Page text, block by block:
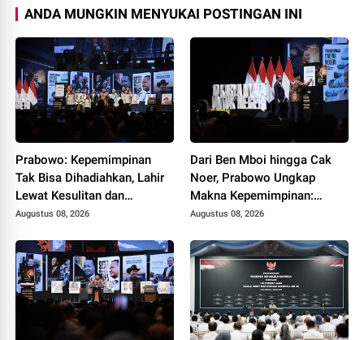
ANDA MUNGKIN MENYUKAI POSTINGAN INI
Prabowo: Kepemimpinan
Tak Bisa Dihadiahkan, Lahir
Lewat Kesulitan dan
Keberanian
Augustus 08, 2026
Dari Ben Mboi hingga Cak
Noer, Prabowo Ungkap
Makna Kepemimpinan:
Bekerja, Cintai Rakyat &
Augustus 08, 2026